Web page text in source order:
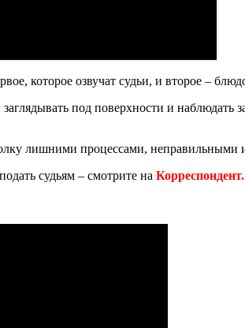
которое озвучат судьи, и второе –
под поверхности и
лишними процессами, неправильными
судьям – смотрите на